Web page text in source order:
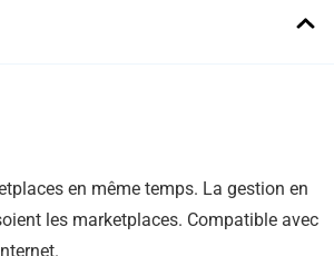
en même temps. La gestion en
les marketplaces. Compatible avec